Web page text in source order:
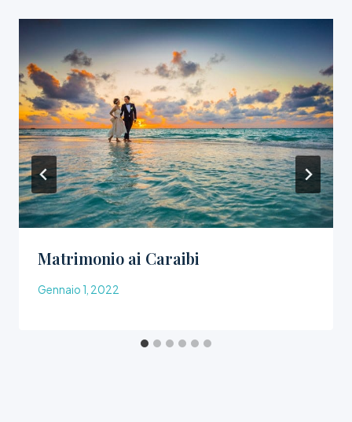
Matrimonio ai Caraibi
Gennaio 1, 2022